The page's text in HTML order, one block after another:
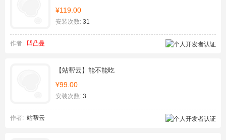
¥119.00
安装次数: 31
作者: 凹凸曼
【站帮云】能不能吃
¥99.00
安装次数: 3
作者: 站帮云